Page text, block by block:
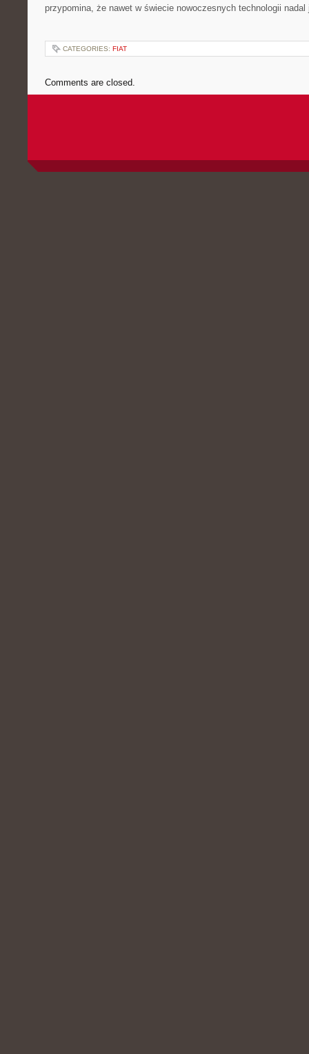
przypomina, że nawet w świecie nowoczesnych technologii
CATEGORIES: FIAT
Comments are closed.